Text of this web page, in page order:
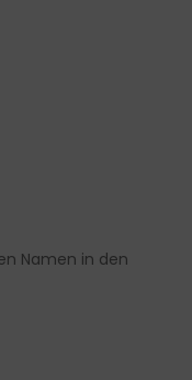
Namen in den